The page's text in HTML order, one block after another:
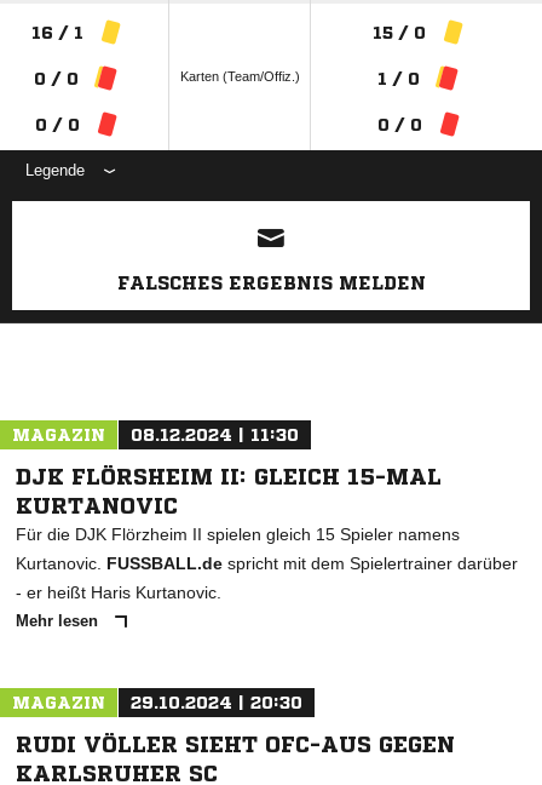
16 / 1
0 / 0
0 / 0
Karten (Team/Offiz.)
15 / 0
1 / 0
0 / 0
Legende
ANZEIGE
FALSCHES ERGEBNIS MELDEN
MAGAZIN 08.12.2024 | 11:30
DJK FLÖRSHEIM II: GLEICH 15-MAL
KURTANOVIC
Für die DJK Flörzheim II spielen gleich 15 Spieler namens
Kurtanovic. FUSSBALL.de spricht mit dem Spielertrainer darüber
- er heißt Haris Kurtanovic.
Mehr lesen
MAGAZIN 29.10.2024 | 20:30
RUDI VÖLLER SIEHT OFC-AUS GEGEN
KARLSRUHER SC